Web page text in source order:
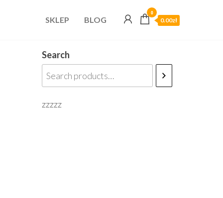
SKLEP BLOG
0
0.00zł
Search
zzzzz